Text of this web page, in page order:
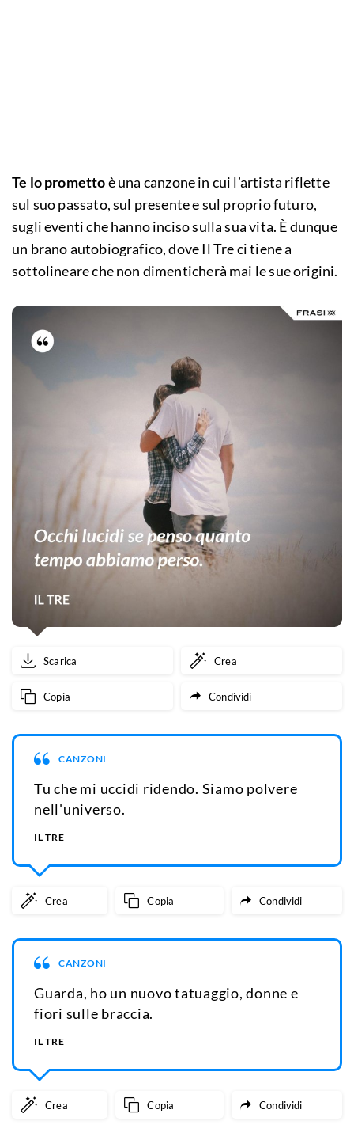
Te lo promettoè una canzone in cui l’artista riflette
sul suo passato, sul presente e sul proprio futuro,
sugli eventi che hanno inciso sulla sua vita. È dunque
un brano autobiografico, dove Il Tre ci tiene a
sottolineare che non dimenticherà mai le sue origini.
Scarica Crea
Copia Condividi
CANZONI
Tu che mi uccidi ridendo. Siamo polvere
nell'universo.
IL TRE
Crea Copia Condividi
CANZONI
Guarda, ho un nuovo tatuaggio, donne e
fiori sulle braccia.
IL TRE
Crea Copia Condividi